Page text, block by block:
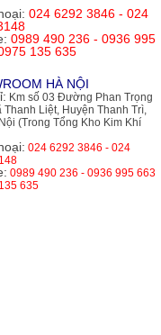
024 6292 3846 - 024
0989 490 236 - 0936 995
135 635
HÀ NỘI
Km số 03 Đường Phan Trọng
Thanh Liệt, Huyện Thanh Trì,
(Trong Tổng Kho Kim Khí
024 6292 3846 - 024
0989 490 236 - 0936 995 663
635